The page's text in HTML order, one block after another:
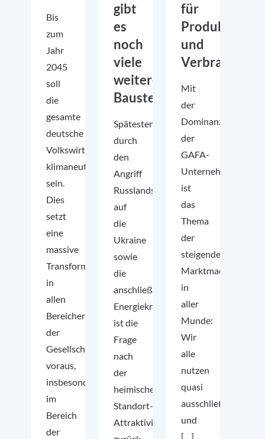
Bis
zum
Jahr
2045
soll
die
gesamte
deutsche
Volkswirtschaft
klimaneutral
sein.
Dies
setzt
eine
massive
Transformation
in
allen
Bereichen
der
Gesellschaft
voraus,
insbesondere
im
Bereich
der
gibt
es
noch
viele
weitere
Baustellen“
Spätestens
durch
den
Angriff
Russlands
auf
die
Ukraine
sowie
die
anschließende
Energiekrise
ist die
Frage
nach
der
heimischen
Standort-
Attraktivität
für
Produktivität
und
Mit
der
Dominanz
der
GAFA-
Unternehmen
ist
das
Thema
der
steigenden
Marktmacht
in
aller
Munde:
Wir
alle
nutzen
quasi
ausschließlich
und
[…]